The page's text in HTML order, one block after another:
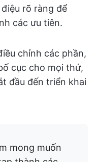
rõ ràng để
các ưu tiên.
chỉnh các phần,
cục cho mọi thứ,
đầu đến triển khai
mong muốn